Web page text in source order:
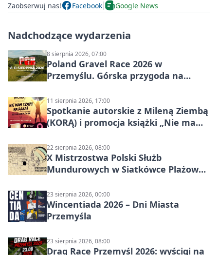
Zaobserwuj nas! Facebook Google News
Nadchodzące wydarzenia
8 sierpnia 2026, 07:00
Poland Gravel Race 2026 w
Przemyślu. Górska przygoda na
11 sierpnia 2026, 17:00
Spotkanie autorskie z Mileną Ziembą
(KORĄ) i promocja książki „Nie mam
22 sierpnia 2026, 08:00
X Mistrzostwa Polski Służb
Mundurowych w Siatkówce Plażowej
23 sierpnia 2026, 00:00
Wincentiada 2026 – Dni Miasta
Przemyśla
23 sierpnia 2026, 08:00
Drag Race Przemyśl 2026: wyścigi na